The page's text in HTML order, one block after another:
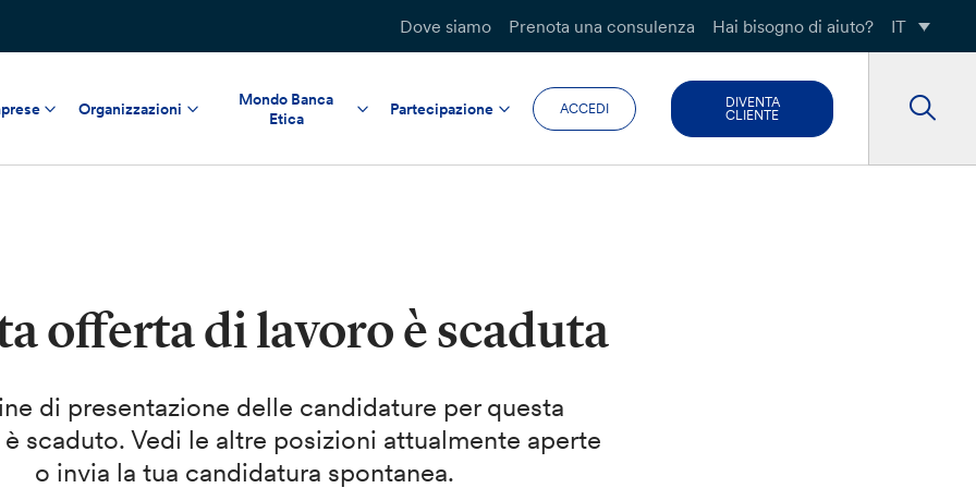
Dove siamo Prenota una consulenza Hai bisogno di aiuto? IT
Organizzazioni
Mondo Banca
Etica
Partecipazione ACCEDI
DIVENTA
CLIENTE
offerta di lavoro è scaduta
di presentazione delle candidature per questa
scaduto. Vedi le altre posizioni attualmente aperte
o invia la tua candidatura spontanea.